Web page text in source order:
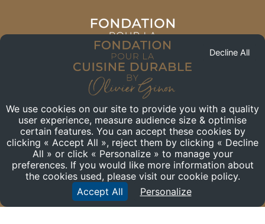
CONTACT
+33 (0) 6 77 78 16 46
59, QUAI RAMBAUD
69002
-
France
We use cookies on our site to provide you with a quality
user experience, measure audience size & optimise
certain features. You can accept these cookies by
clicking « Accept All », reject them by clicking « Decline
All » or click « Personalize » to manage your
preferences. If you would like more information about
the cookies used, please visit our cookie policy.
Accept All
Decline All
Personalize